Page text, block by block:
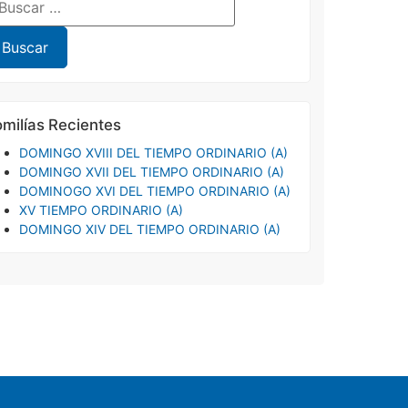
Recientes
DOMINGO XVIII DEL TIEMPO ORDINARIO (A)
DOMINGO XVII DEL TIEMPO ORDINARIO (A)
DOMINOGO XVI DEL TIEMPO ORDINARIO (A)
XV TIEMPO ORDINARIO (A)
DOMINGO XIV DEL TIEMPO ORDINARIO (A)